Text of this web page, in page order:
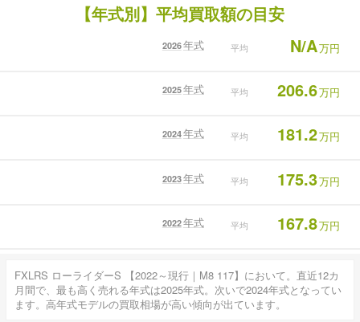
【年式別】平均買取額の目安
2026年式 平均 N/A万円
2025年式 平均 206.6万円
2024年式 平均 181.2万円
2023年式 平均 175.3万円
2022年式 平均 167.8万円
FXLRS ローライダーS 【2022～現行｜M8 117】において。直近12カ
月間で、最も高く売れる年式は2025年式。次いで2024年式となってい
ます。高年式モデルの買取相場が高い傾向が出ています。